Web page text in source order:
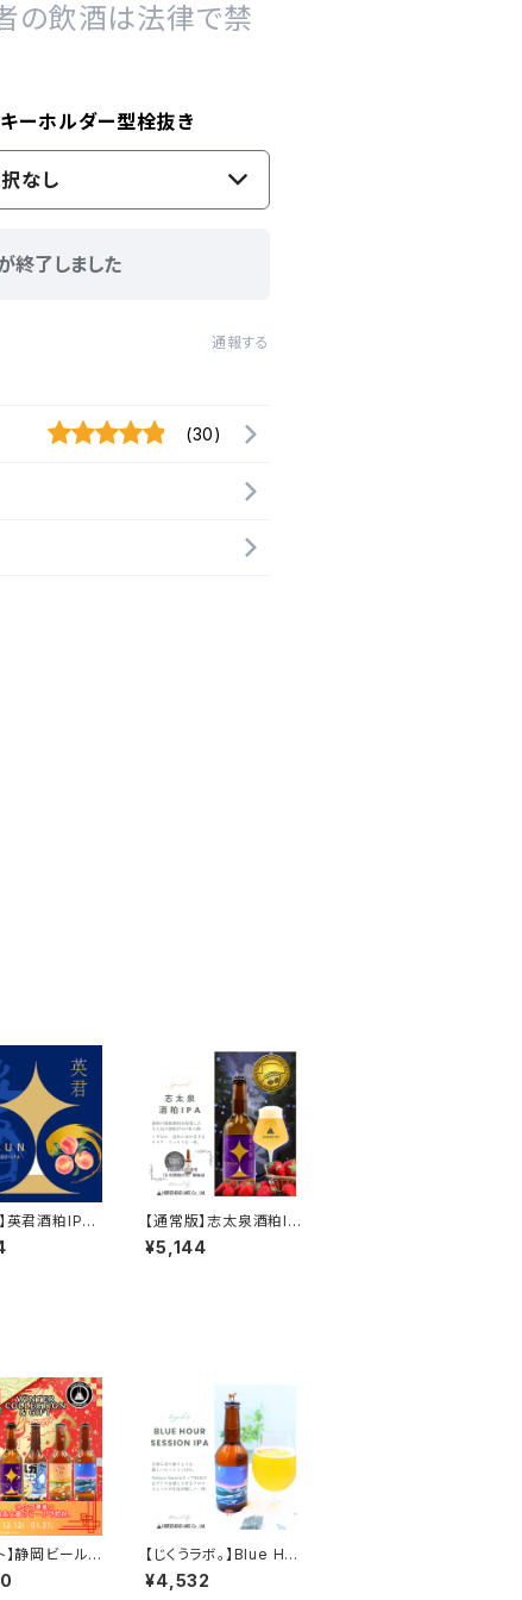
の飲酒は法律で禁
キーホルダー型栓抜き
なし
終了しました
通報する
(30)
英君酒粕IPA
ット【送料込
沖縄除く】
【通常版】志太泉酒粕IP
A(苺) 6本セット【送料
込※北海道・沖縄除く】
¥5,144
】静岡ビール6
送料込※北海
】
【じくうラボ。】Blue Ho
ur Session IPA 6本セ
ット【送料無料※北海
¥4,532